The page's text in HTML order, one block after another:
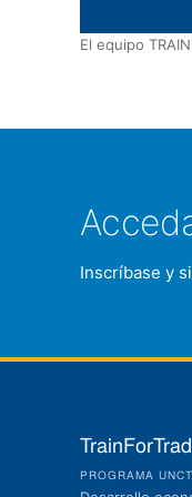
El equipo
Inscríbase y
PROGRAMA